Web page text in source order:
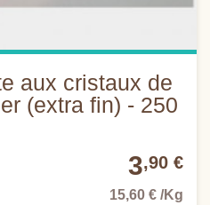
aux cristaux de
(extra fin) - 250
3,90 €
15,60 € /Kg